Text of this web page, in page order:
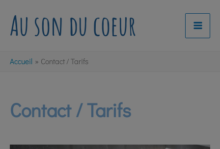
Au son du coeur
Accueil Contact / Tarifs
Contact / Tarifs